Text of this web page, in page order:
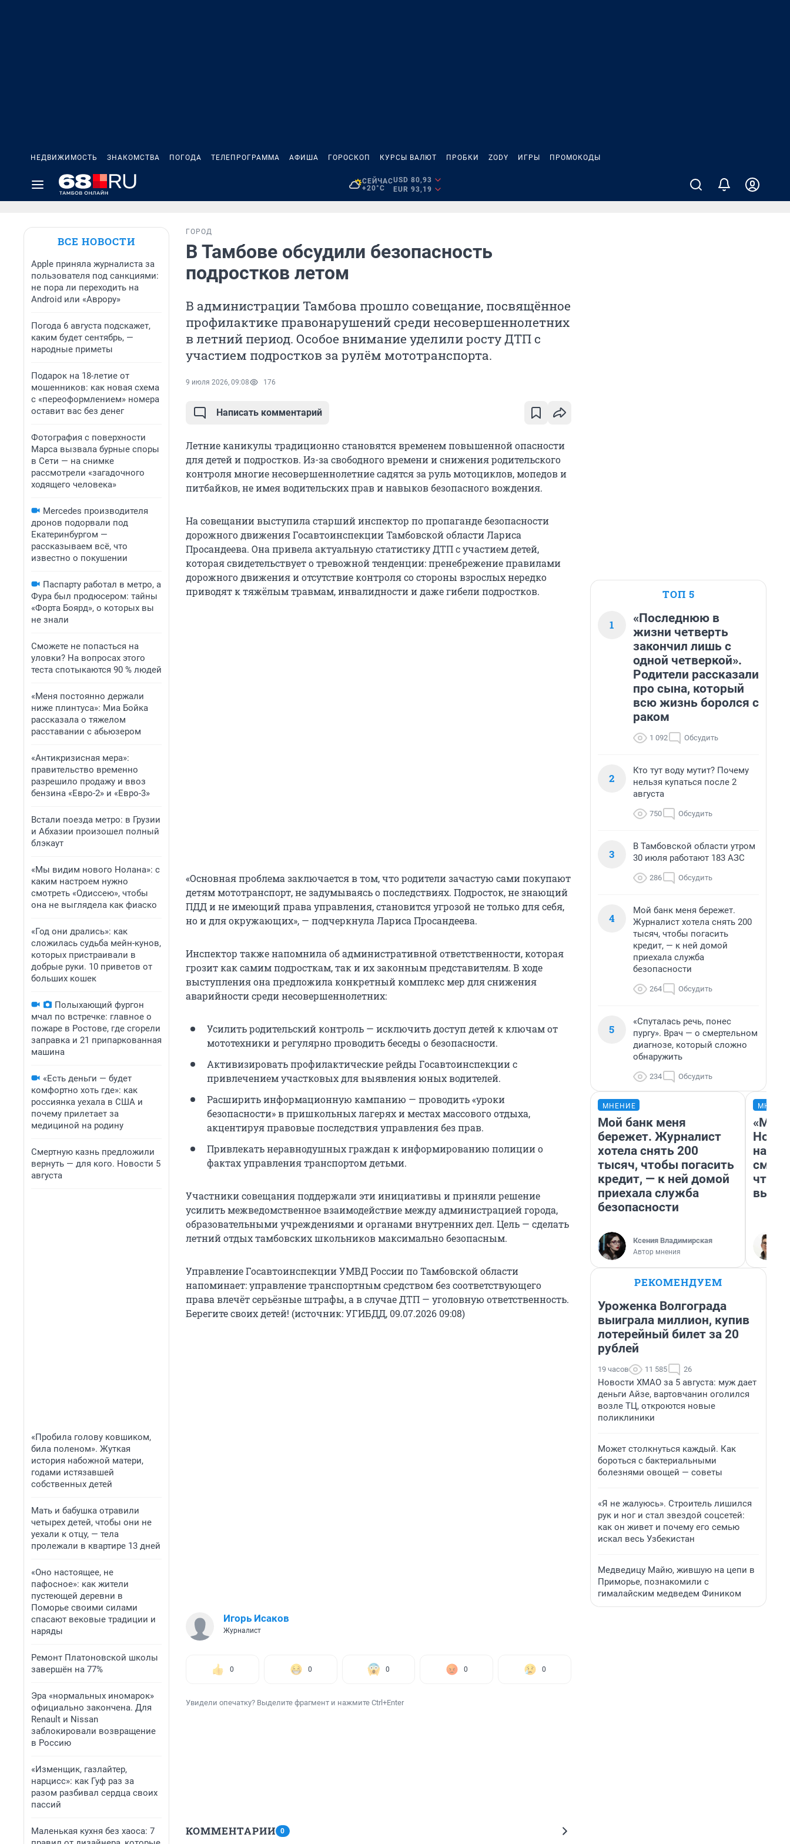
НЕДВИЖИМОСТЬ ЗНАКОМСТВА ПОГОДА ТЕЛЕПРОГРАММА АФИША ГОРОСКОП КУРСЫ ВАЛЮТ ПРОБКИ ZODY ИГРЫ ПРОМОКОДЫ
СЕЙЧАС
+20°C
USD 80,93
EUR 93,19
ВСЕ НОВОСТИ
Apple приняла журналиста за
пользователя под санкциями:
не пора ли переходить на
Android или «Аврору»
Погода 6 августа подскажет,
каким будет сентябрь, —
народные приметы
Подарок на 18-летие от
мошенников: как новая схема
с «переоформлением» номера
оставит вас без денег
Фотография с поверхности
Марса вызвала бурные споры
в Сети — на снимке
рассмотрели «загадочного
ходящего человека»
Mercedes производителя
дронов подорвали под
Екатеринбургом —
рассказываем всё, что
известно о покушении
Паспарту работал в метро, а
Фура был продюсером: тайны
«Форта Боярд», о которых вы
не знали
Сможете не попасться на
уловки? На вопросах этого
теста спотыкаются 90 % людей
«Меня постоянно держали
ниже плинтуса»: Миа Бойка
рассказала о тяжелом
расставании с абьюзером
«Антикризисная мера»:
правительство временно
разрешило продажу и ввоз
бензина «Евро-2» и «Евро-3»
Встали поезда метро: в Грузии
и Абхазии произошел полный
блэкаут
«Мы видим нового Нолана»: с
каким настроем нужно
смотреть «Одиссею», чтобы
она не выглядела как фиаско
«Год они дрались»: как
сложилась судьба мейн-кунов,
которых пристраивали в
добрые руки. 10 приветов от
больших кошек
Полыхающий фургон
мчал по встречке: главное о
пожаре в Ростове, где сгорели
заправка и 21 припаркованная
машина
«Есть деньги — будет
комфортно хоть где»: как
россиянка уехала в США и
почему прилетает за
медициной на родину
Смертную казнь предложили
вернуть — для кого. Новости 5
августа
«Пробила голову ковшиком,
била поленом». Жуткая
история набожной матери,
годами истязавшей
собственных детей
Мать и бабушка отравили
четырех детей, чтобы они не
уехали к отцу, — тела
пролежали в квартире 13 дней
«Оно настоящее, не
пафосное»: как жители
пустеющей деревни в
Поморье своими силами
спасают вековые традиции и
наряды
Ремонт Платоновской школы
завершён на 77%
Эра «нормальных иномарок»
официально закончена. Для
Renault и Nissan
заблокировали возвращение
в Россию
«Изменщик, газлайтер,
нарцисс»: как Гуф раз за
разом разбивал сердца своих
пассий
Маленькая кухня без хаоса: 7
ГОРОД
В Тамбове обсудили безопасность
подростков летом
В администрации Тамбова прошло совещание, посвящённое
профилактике правонарушений среди несовершеннолетних
в летний период. Особое внимание уделили росту ДТП с
участием подростков за рулём мототранспорта.
9 июля 2026, 09:08 176
Написать комментарий
Летние каникулы традиционно становятся временем повышенной опасности
для детей и подростков. Из-за свободного времени и снижения родительского
контроля многие несовершеннолетние садятся за руль мотоциклов, мопедов и
питбайков, не имея водительских прав и навыков безопасного вождения.
На совещании выступила старший инспектор по пропаганде безопасности
дорожного движения Госавтоинспекции Тамбовской области Лариса
Просандеева. Она привела актуальную статистику ДТП с участием детей,
которая свидетельствует о тревожной тенденции: пренебрежение правилами
дорожного движения и отсутствие контроля со стороны взрослых нередко
приводят к тяжёлым травмам, инвалидности и даже гибели подростков.
«Основная проблема заключается в том, что родители зачастую сами покупают
детям мототранспорт, не задумываясь о последствиях. Подросток, не знающий
ПДД и не имеющий права управления, становится угрозой не только для себя,
но и для окружающих», — подчеркнула Лариса Просандеева.
Инспектор также напомнила об административной ответственности, которая
грозит как самим подросткам, так и их законным представителям. В ходе
выступления она предложила конкретный комплекс мер для снижения
аварийности среди несовершеннолетних:
Усилить родительский контроль — исключить доступ детей к ключам от
мототехники и регулярно проводить беседы о безопасности.
Активизировать профилактические рейды Госавтоинспекции с
привлечением участковых для выявления юных водителей.
Расширить информационную кампанию — проводить «уроки
безопасности» в пришкольных лагерях и местах массового отдыха,
акцентируя правовые последствия управления без прав.
Привлекать неравнодушных граждан к информированию полиции о
фактах управления транспортом детьми.
Участники совещания поддержали эти инициативы и приняли решение
усилить межведомственное взаимодействие между администрацией города,
образовательными учреждениями и органами внутренних дел. Цель — сделать
летний отдых тамбовских школьников максимально безопасным.
Управление Госавтоинспекции УМВД России по Тамбовской области
напоминает: управление транспортным средством без соответствующего
права влечёт серьёзные штрафы, а в случае ДТП — уголовную ответственность.
Берегите своих детей! (источник: УГИБДД, 09.07.2026 09:08)
Игорь Исаков
Журналист
0 0 0 0 0
Увидели опечатку? Выделите фрагмент и нажмите Ctrl+Enter
КОММЕНТАРИИ 0
ТОП 5
1
«Последнюю в
жизни четверть
закончил лишь с
одной четверкой».
Родители рассказали
про сына, который
всю жизнь боролся с
раком
1 092 Обсудить
2
Кто тут воду мутит? Почему
нельзя купаться после 2
августа
750 Обсудить
3
В Тамбовской области утром
30 июля работают 183 АЗС
286 Обсудить
4
Мой банк меня бережет.
Журналист хотела снять 200
тысяч, чтобы погасить
кредит, — к ней домой
приехала служба
безопасности
264 Обсудить
5
«Спуталась речь, понес
пургу». Врач — о смертельном
диагнозе, который сложно
обнаружить
234 Обсудить
МНЕНИЕ
Мой банк меня
бережет. Журналист
хотела снять 200
тысяч, чтобы погасить
кредит, — к ней домой
приехала служба
безопасности
Ксения Владимирская
Автор мнения
«Мы
РЕКОМЕНДУЕМ
Уроженка Волгограда
выиграла миллион, купив
лотерейный билет за 20
рублей
19 часов 11 585 26
Новости ХМАО за 5 августа: муж дает
деньги Айзе, вартовчанин оголился
возле ТЦ, откроются новые
поликлиники
Может столкнуться каждый. Как
бороться с бактериальными
болезнями овощей — советы
«Я не жалуюсь». Строитель лишился
рук и ног и стал звездой соцсетей:
как он живет и почему его семью
искал весь Узбекистан
Медведицу Майю, жившую на цепи в
Приморье, познакомили с
гималайским медведем Фиником